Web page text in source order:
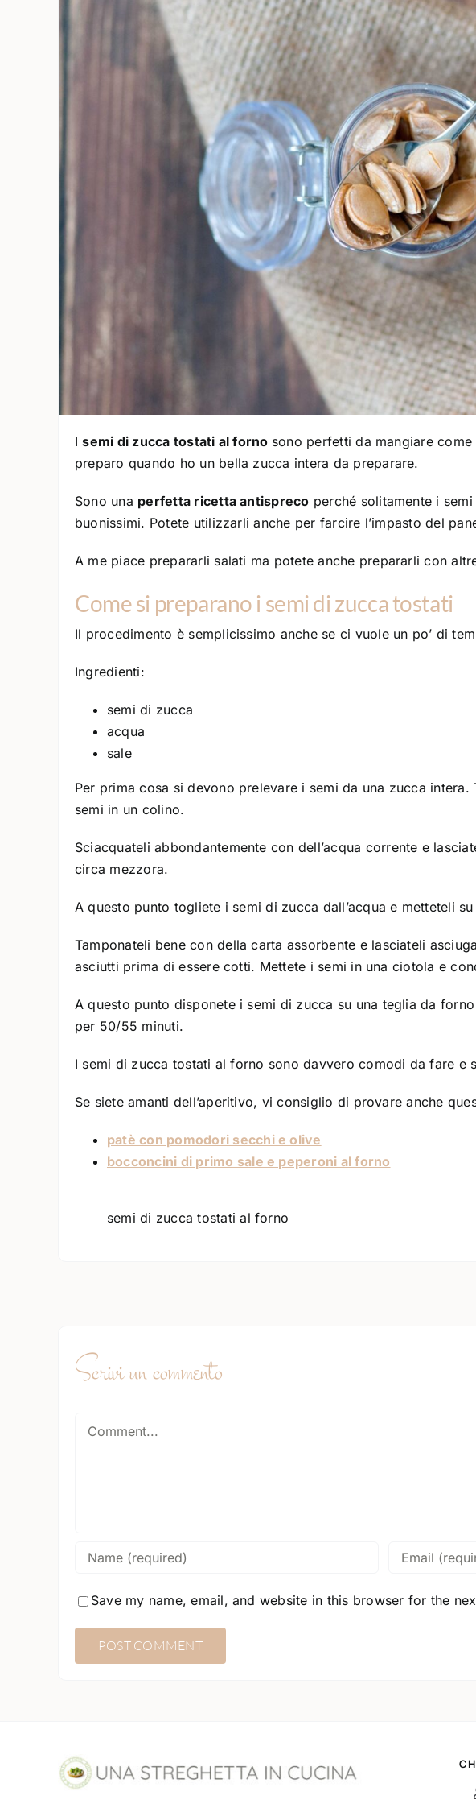
Isemi di zucca tostati al forno sono perfetti da mangiare
preparo quando ho un bella zucca intera da preparare.
Sono una perfetta ricetta antispreco perché solitamente i
buonissimi. Potete utilizzarli anche per farcire l’impasto del
A me piace prepararli salati ma potete anche prepararli con
Come si preparano i semi di zucca tostati
Il procedimento è semplicissimo anche se ci vuole un po’ di
Ingredienti:
semi di zucca
acqua
sale
Per prima cosa si devono prelevare i semi da una zucca
semi in un colino.
Sciacquateli abbondantemente con dell’acqua corrente e
circa mezzora.
A questo punto togliete i semi di zucca dall’acqua e metteteli
Tamponateli bene con della carta assorbente e lasciateli
asciutti prima di essere cotti. Mettete i semi in una ciotola e
A questo punto disponete i semi di zucca su una teglia da
per 50/55 minuti.
I semi di zucca tostati al forno sono davvero comodi da fare e
Se siete amanti dell’aperitivo, vi consiglio di provare anche
patè con pomodori secchi e olive
bocconcini di primo sale e peperoni al forno
semi di zucca tostati al forno
Scrivi un commento
Save my name, email, and website in this browser for the